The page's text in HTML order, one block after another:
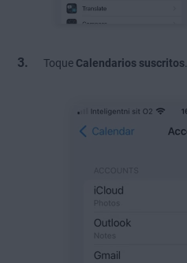
Toque Calendarios suscritos.